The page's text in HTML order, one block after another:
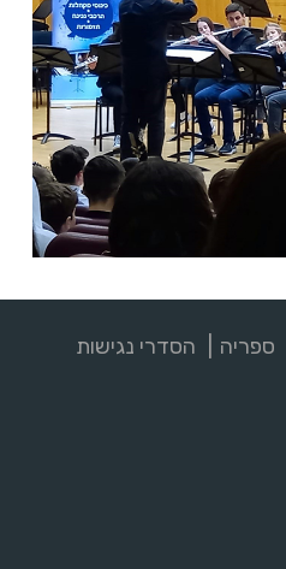
ספריה הסדרי נגישות